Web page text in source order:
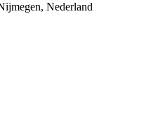
Nederland